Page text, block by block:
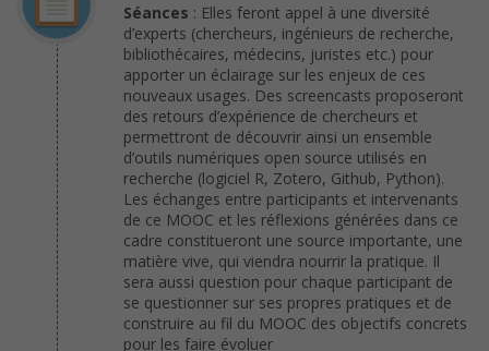
Séances : Elles feront appel à une diversité
d’experts (chercheurs, ingénieurs de recherche,
bibliothécaires, médecins, juristes etc.) pour
apporter un éclairage sur les enjeux de ces
nouveaux usages. Des screencasts proposeront
des retours d’expérience de chercheurs et
permettront de découvrir ainsi un ensemble
d’outils numériques open source utilisés en
recherche (logiciel R, Zotero, Github, Python).
Les échanges entre participants et intervenants
de ce MOOC et les réflexions générées dans ce
cadre constitueront une source importante, une
matière vive, qui viendra nourrir la pratique. Il
sera aussi question pour chaque participant de
se questionner sur ses propres pratiques et de
construire au fil du MOOC des objectifs concrets
pour les faire évoluer